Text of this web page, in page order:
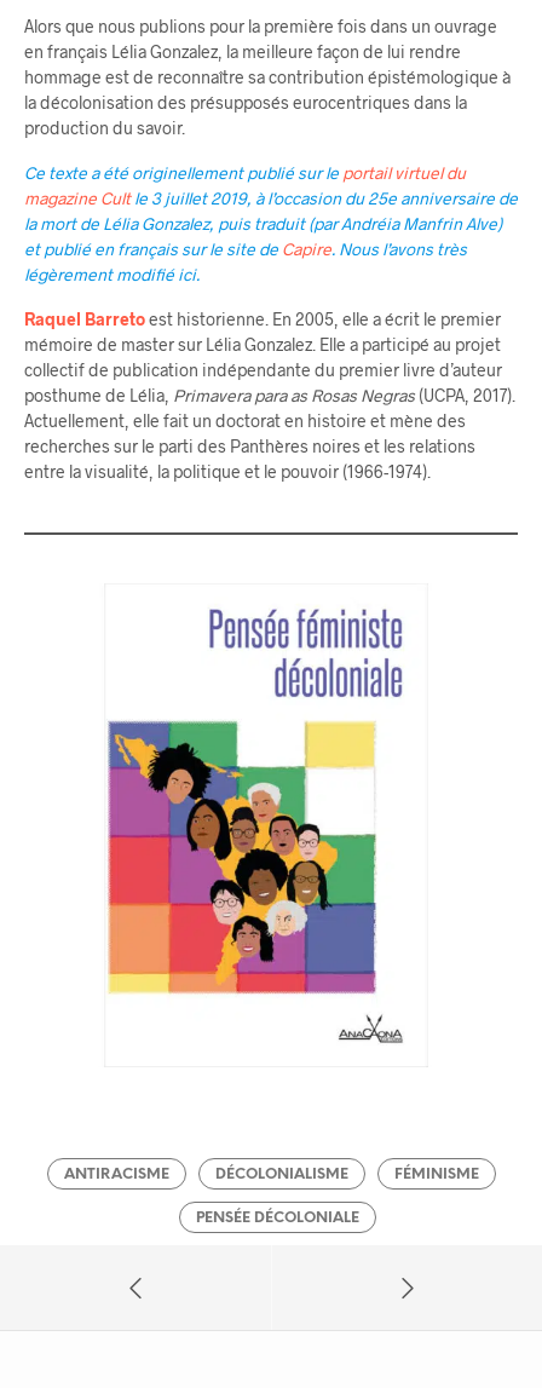
Alors que nous publions pour la première fois dans un ouvrage
en français Lélia Gonzalez, la meilleure façon de lui rendre
hommage est de reconnaître sa contribution épistémologique à
la décolonisation des présupposés eurocentriques dans la
production du savoir.
Ce texte a été originellement publié sur le portail virtuel du
magazine Cultle 3 juillet 2019, à l’occasion du 25e anniversaire de
la mort de Lélia Gonzalez, puis traduit (par Andréia Manfrin Alve)
et publié en français sur le site de Capire. Nous l’avons très
légèrement modifié ici.
Raquel Barretoest historienne. En 2005, elle a écrit le premier
mémoire de master sur Lélia Gonzalez. Elle a participé au projet
collectif de publication indépendante du premier livre d’auteur
posthume de Lélia, Primavera para as Rosas Negras (UCPA, 2017).
Actuellement, elle fait un doctorat en histoire et mène des
recherches sur le parti des Panthères noires et les relations
entre la visualité, la politique et le pouvoir (1966-1974).
ANTIRACISME DÉCOLONIALISME FÉMINISME
PENSÉE DÉCOLONIALE